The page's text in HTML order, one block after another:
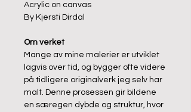
Acrylic on canvas
By Kjersti Dirdal
Om verket
Mange av mine malerier er utviklet
lagvis over tid, og bygger ofte videre
på tidligere originalverk jeg selv har
malt. Denne prosessen gir bildene
en særegen dybde og struktur, hvor